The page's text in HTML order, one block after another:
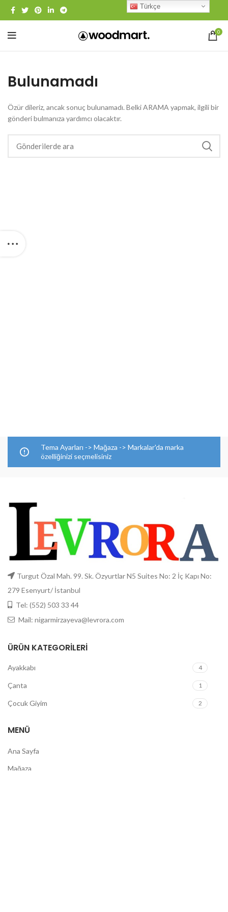
0
Bulunamadı
Özür dileriz, ancak sonuç bulunamadı. Belki ARAMA yapmak, ilgili bir
gönderi bulmanıza yardımcı olacaktır.
Tema Ayarları -> Mağaza -> Markalar'da marka
özelliğinizi seçmelisiniz
Turgut Özal Mah. 99. Sk. Özyurtlar N5 Suites No: 2 İç Kapı No:
279 Esenyurt/ İstanbul
Tel: (552) 503 33 44
Mail: nigarmirzayeva@levrora.com
ÜRÜN KATEGORILERI
Ayakkabı 4
Çanta 1
Çocuk Giyim 2
MENÜ
Ana Sayfa
Mağaza
Türkçe